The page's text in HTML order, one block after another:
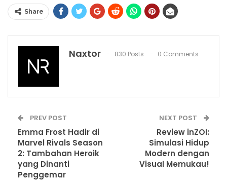
Share
Naxtor 830 Posts 0 Comments
PREV POST
Emma Frost Hadir di
Marvel Rivals Season
2: Tambahan Heroik
yang Dinanti
Penggemar
NEXT POST
Review inZOI:
Simulasi Hidup
Modern dengan
Visual Memukau!